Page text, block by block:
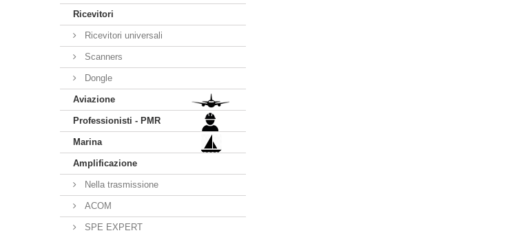
Ricevitori
Ricevitori universali
Scanners
Dongle
Aviazione
Professionisti - PMR
Marina
Amplificazione
Nella trasmissione
ACOM
SPE EXPERT